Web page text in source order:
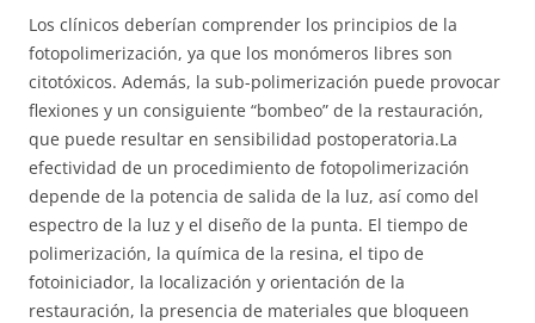
Los clínicos deberían comprender los principios de la
fotopolimerización, ya que los monómeros libres son
citotóxicos. Además, la sub-polimerización puede provocar
flexiones y un consiguiente “bombeo” de la restauración,
que puede resultar en sensibilidad postoperatoria.La
efectividad de un procedimiento de fotopolimerización
depende de la potencia de salida de la luz, así como del
espectro de la luz y el diseño de la punta. El tiempo de
polimerización, la química de la resina, el tipo de
fotoiniciador, la localización y orientación de la
restauración, la presencia de materiales que bloqueen